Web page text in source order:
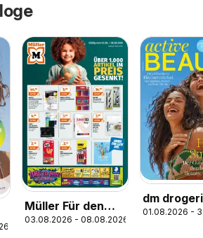
Müller Für den
perfekten
03.08.2026 - 08.08.2026
dm
markt
01.08.2026 -